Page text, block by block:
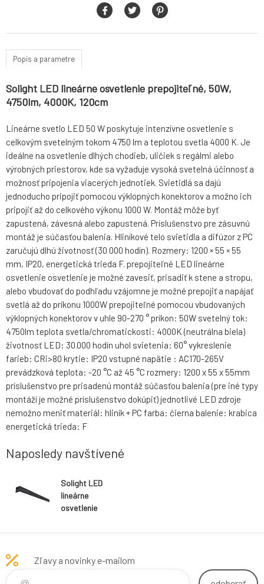
Popis a parametre
Solight LED lineárne osvetlenie prepojiteľné, 50W,
4750lm, 4000K, 120cm
Lineárne svetlo LED 50 W poskytuje intenzívne osvetlenie s
celkovým svetelným tokom 4750 lm a teplotou svetla 4000 K. Je
ideálne na osvetlenie dlhých chodieb, uličiek s regálmi alebo
výrobných priestorov, kde sa vyžaduje vysoká svetelná účinnosť a
možnosť pripojenia viacerých jednotiek. Svietidlá sa dajú
jednoducho pripojiť pomocou výklopných konektorov a možno ich
pripojiť až do celkového výkonu 1000 W. Montáž môže byť
zapustená, závesná alebo zapustená. Príslušenstvo pre zásuvnú
montáž je súčasťou balenia. Hliníkové telo svietidla a difúzor z PC
zaručujú dlhú životnosť (30 000 hodín). Rozmery: 1200 × 55 × 55
mm, IP20, energetická trieda F. prepojiteľné LED lineárne
osvetlenie osvetlenie je možné zavesiť, prisadiť k stene a stropu,
alebo vbudovať do podhľadu vzájomne je možné prepojiť a napájať
svetlá až do príkonu 1000W prepojiteľné pomocou vbudovaných
výklopných konektorov v uhle 90-270 ° príkon: 50W svetelný tok:
4750lm teplota svetla/chromatickosti: 4000K (neutrálna biela)
životnosť LED: 30.000 hodín uhol svietenia: 60° vykreslenie
farieb: CRi>80 krytie: IP20 vstupné napätie : AC170-265V
prevádzková teplota: -20 °C až 45 °C rozmery: 1200 x 55 x 55mm
príslušenstvo pre prisadenú montáž súčasťou balenia (pre iné typy
montáží je možné príslušenstvo dokúpiť) jednotlivé LED zdroje
nemožno meniť materiál: hliník + PC farba: čierna balenie: krabica
energetická trieda: F
Naposledy navštívené
Solight LED
lineárne
osvetlenie
50W, 4750lm,
Zľavy a novinky e-mailom